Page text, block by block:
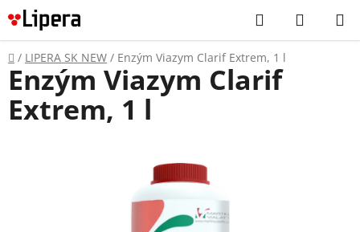
Prejsť
na
obsah
Hľadať
KOŠÍK
Domov
/ LIPERA SK NEW / Enzým Viazym Clarif Extrem, 1 l
Enzým Viazym Clarif
Extrem, 1 l